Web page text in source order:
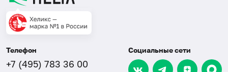
Телефон
+7 (495) 783 36 00
Социальные сети